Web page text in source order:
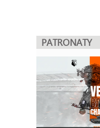
PATRONATY